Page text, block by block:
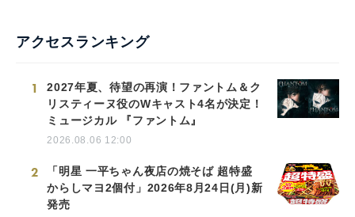
アクセスランキング
1
2027年夏、待望の再演！ファントム＆ク
リスティーヌ役のWキャスト4名が決定！
ミュージカル 『ファントム』
2026.08.06 12:00
2
「明星 一平ちゃん夜店の焼そば 超特盛
からしマヨ2個付」2026年8月24日(月)新
発売